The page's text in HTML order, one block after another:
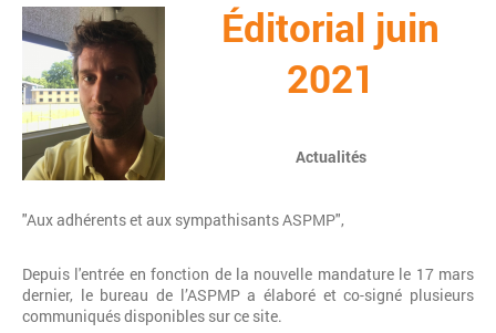
Éditorial juin
2021
Actualités
"Aux adhérents et aux sympathisants ASPMP",
Depuis l'entrée en fonction de la nouvelle mandature le 17 mars
dernier, le bureau de l’ASPMP a élaboré et co-signé plusieurs
communiqués disponibles sur ce site.